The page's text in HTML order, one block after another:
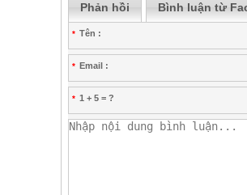
Phản hồi Bình luận từ
* Tên :
* Email :
* 1 + 5 = ?